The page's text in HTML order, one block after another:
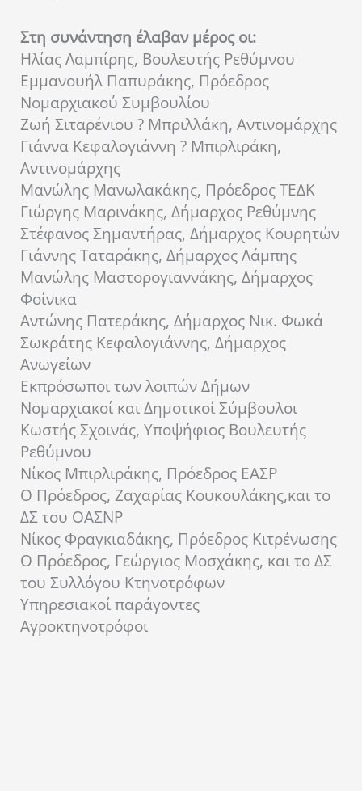
Στη συνάντηση έλαβαν μέρος οι:
Ηλίας Λαμπίρης, Βουλευτής Ρεθύμνου
Εμμανουήλ Παπυράκης, Πρόεδρος
Νομαρχιακού Συμβουλίου
Ζωή Σιταρένιου ? Μπριλλάκη, Αντινομάρχης
Γιάννα Κεφαλογιάννη ? Μπιρλιράκη,
Αντινομάρχης
Μανώλης Μανωλακάκης, Πρόεδρος ΤΕΔΚ
Γιώργης Μαρινάκης, Δήμαρχος Ρεθύμνης
Στέφανος Σημαντήρας, Δήμαρχος Κουρητών
Γιάννης Ταταράκης, Δήμαρχος Λάμπης
Μανώλης Μαστορογιαννάκης, Δήμαρχος
Φοίνικα
Αντώνης Πατεράκης, Δήμαρχος Νικ. Φωκά
Σωκράτης Κεφαλογιάννης, Δήμαρχος
Ανωγείων
Εκπρόσωποι των λοιπών Δήμων
Νομαρχιακοί και Δημοτικοί Σύμβουλοι
Κωστής Σχοινάς, Υποψήφιος Βουλευτής
Ρεθύμνου
Νίκος Μπιρλιράκης, Πρόεδρος ΕΑΣΡ
Ο Πρόεδρος, Ζαχαρίας Κουκουλάκης,και το
ΔΣ του ΟΑΣΝΡ
Νίκος Φραγκιαδάκης, Πρόεδρος Κιτρένωσης
Ο Πρόεδρος, Γεώργιος Μοσχάκης, και το ΔΣ
του Συλλόγου Κτηνοτρόφων
Υπηρεσιακοί παράγοντες
Αγροκτηνοτρόφοι